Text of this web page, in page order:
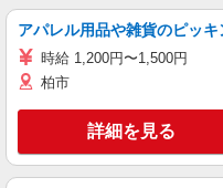
アパレル用品や雑貨のピッキ
時給 1,200円〜1,500円
柏市
詳細を見る